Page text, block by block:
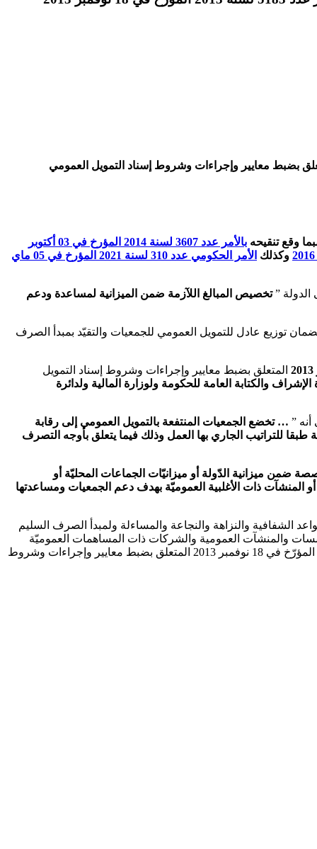
ضرورة التزام الهياكل العمومية بمقتضيات الفصلين 19 و 21 من الأمر عدد 5183 لسنة 2013 المؤرخ في 18 نوفمبر 2013 المتعلق بضبط معايير وإجراءات وشروط إسناد التمويل العمومي
وقع تنقيحه
بالأمر عدد 3607 لسنة 2014 المؤرخ في 03 أكتوبر
وكذلك
الأمر الحكومي عدد 310 لسنة 2021 المؤرخ في 05 ماي
تخصيص المبالغ اللآزمة ضمن الميزانية لمساعدة ودعم
توزيع عادل للتمويل العمومي للجمعيات والتقيّد بمبدأ الصرف
المتعلق بضبط معايير وإجراءات وشروط إسناد التمويل
والكتابة العامة للحكومة ولوزارة المالية ولدائرة
… تخضع الجمعيات المنتفعة بالتمويل العمومي إلى رقابة
طبقا للتراتيب الجاري بها العمل وذلك فيما يتعلق بأوجه التصرف
ضمن ميزانية الدّولة أو ميزانيّات الجماعات المحليّة أو
والمنشآت العموميّة أو الشركات ذات المساهمات العمومية بنسبة تفوق 34 % من رأس مالها أو المنشآت ذات الأغلبية العموميّة بهدف دعم الجمعيات ومساعدتها
والنزاهة والنجاعة والمساءلة ولمبدأ الصرف السليم
والمنشآت العمومية والشركات ذات المساهمات العموميّة
بنسبة تفوق 34% من رأس مالها والمنشآت ذات الأغلبية العمومية الحرص على تطبيق أحكام الفصلين 19 و 21 من الأمر عدد 5183 لسنة 2013 المؤرّخ في 18 نوفمبر 2013 المتعلق بضبط معايير وإجراءات وشروط